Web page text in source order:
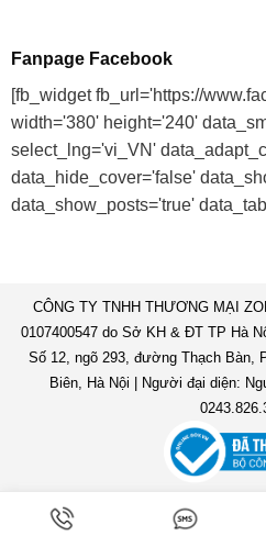
Fanpage Facebook
[fb_widget fb_url='https://
width='380' height='240'
select_lng='vi_VN'
data_hide_cover='false'
data_show_posts='true'
CÔNG TY TNHH THƯƠNG MẠI
0107400547 do Sở KH & ĐT TP Hà
Số 12, ngõ 293, đường Thạch Bàn,
Biên, Hà Nội | Người đại diện: